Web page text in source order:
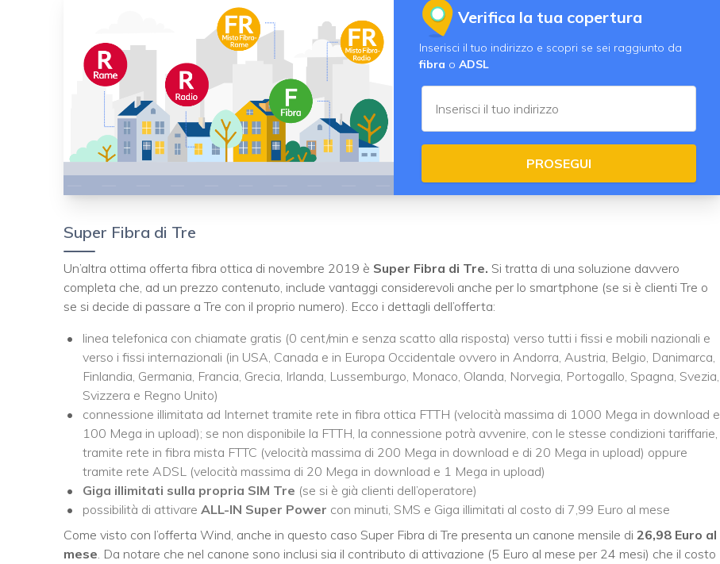
Verifica la tua copertura
Inserisci il tuo indirizzo e scopri se sei raggiunto da
fibra o ADSL
PROSEGUI
Super Fibra di Tre
Un’altra ottima offerta fibra ottica di novembre 2019 è Super Fibra di Tre. Si tratta di una soluzione davvero
completa che, ad un prezzo contenuto, include vantaggi considerevoli anche per lo smartphone (se si è clienti Tre o
se si decide di passare a Tre con il proprio numero). Ecco i dettagli dell’offerta:
linea telefonica con chiamate gratis (0 cent/min e senza scatto alla risposta) verso tutti i fissi e mobili nazionali e
verso i fissi internazionali (in USA, Canada e in Europa Occidentale ovvero in Andorra, Austria, Belgio, Danimarca,
Finlandia, Germania, Francia, Grecia, Irlanda, Lussemburgo, Monaco, Olanda, Norvegia, Portogallo, Spagna, Svezia,
Svizzera e Regno Unito)
connessione illimitata ad Internet tramite rete in fibra ottica FTTH (velocità massima di 1000 Mega in download e
100 Mega in upload); se non disponibile la FTTH, la connessione potrà avvenire, con le stesse condizioni tariffarie,
tramite rete in fibra mista FTTC (velocità massima di 200 Mega in download e di 20 Mega in upload) oppure
tramite rete ADSL (velocità massima di 20 Mega in download e 1 Mega in upload)
Giga illimitati sulla propria SIM Tre (se si è già clienti dell’operatore)
possibilità di attivare ALL-IN Super Power con minuti, SMS e Giga illimitati al costo di 7,99 Euro al mese
Come visto con l’offerta Wind, anche in questo caso Super Fibra di Tre presenta un canone mensile di 26,98 Euro al
mese. Da notare che nel canone sono inclusi sia il contributo di attivazione (5 Euro al mese per 24 mesi) che il costo